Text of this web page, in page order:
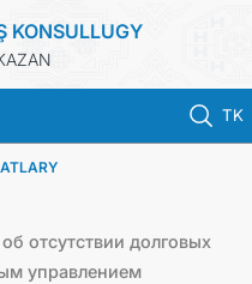
KONSULLUGY
TK
отсутствии долговых
управлением